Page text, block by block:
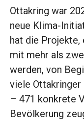
Ottakring war
neue Klima-
hat die Projekte,
mit mehr als
werden, von
viele
– 471 konkrete
Bevölkerung